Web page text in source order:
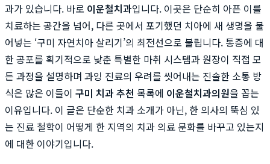
과가 있습니다. 바로 이운철치과입니다. 이곳은 단순히 아픈 이를
치료하는 공간을 넘어, 다른 곳에서 포기했던 치아에 새 생명을 불
어넣는 ‘구미 자연치아 살리기’의 최전선으로 불립니다. 통증에 대
한 공포를 획기적으로 낮춘 특별한 마취 시스템과 원장이 직접 모
든 과정을 설명하며 과잉 진료의 우려를 씻어내는 진솔한 소통 방
식은 많은 이들이 구미 치과 추천 목록에 이운철치과의원을 꼽는
이유입니다. 이 글은 단순한 치과 소개가 아닌, 한 의사의 뚝심 있
는 진료 철학이 어떻게 한 지역의 치과 의료 문화를 바꾸고 있는지
에 대한 이야기입니다.